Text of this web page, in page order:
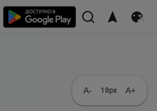
A- 18px A+